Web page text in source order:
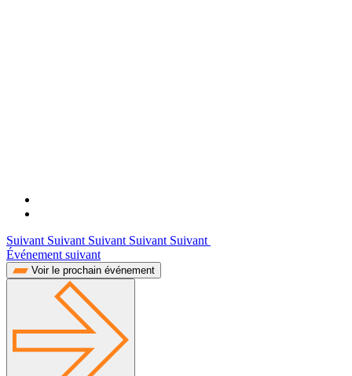
Suivant Suivant Suivant Suivant Suivant
Événement suivant
Voir le prochain événement